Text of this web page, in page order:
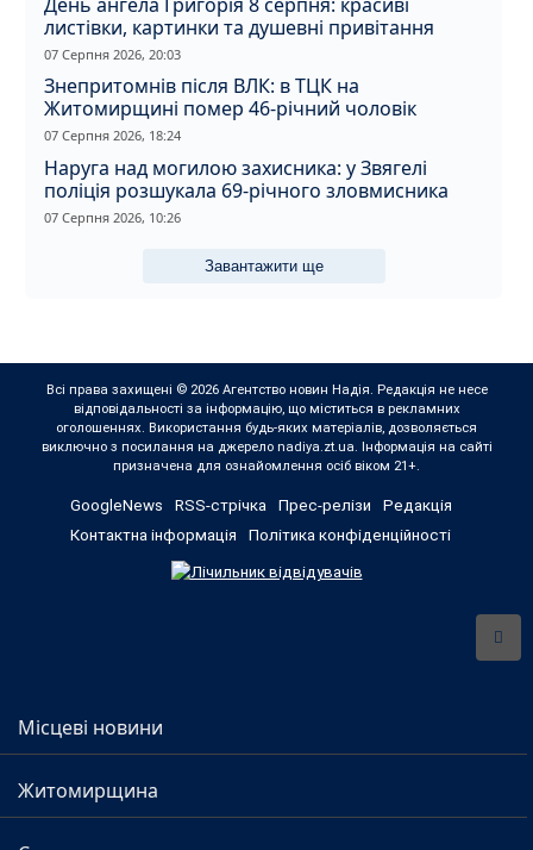
листівки, картинки та душевні привітання
07 Серпня 2026, 20:03
Знепритомнів після ВЛК: в ТЦК на
Житомирщині помер 46-річний чоловік
07 Серпня 2026, 18:24
Наруга над могилою захисника: у Звягелі
поліція розшукала 69-річного зловмисника
07 Серпня 2026, 10:26
Завантажити ще
Всі права захищені © 2026 Агентство новин Надія. Редакція не несе
відповідальності за інформацію, що міститься в рекламних
оголошеннях. Використання будь-яких матеріалів, дозволяється
виключно з посилання на джерело nadiya.zt.ua. Інформація на сайті
призначена для ознайомлення осіб віком 21+.
GoogleNews RSS-стрічка Прес-релізи
Редакція
Контактна інформація
Політика конфіденційності
Місцеві новини
Житомирщина